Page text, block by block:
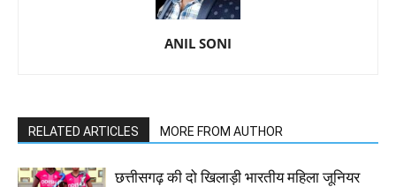
ANIL SONI
RELATED ARTICLES MORE FROM AUTHOR
छत्तीसगढ़ की दो खिलाड़ी भारतीय महिला जूनियर